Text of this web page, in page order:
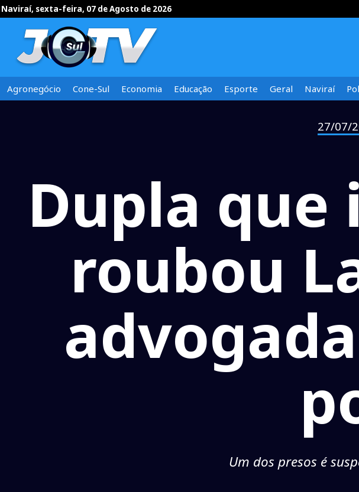
Naviraí, sexta-feira, 07 de Agosto de 2026
Agronegócio Cone-Sul Economia Educação Esporte Geral Naviraí
27/07/
Dupla que
roubou
Um dos presos é